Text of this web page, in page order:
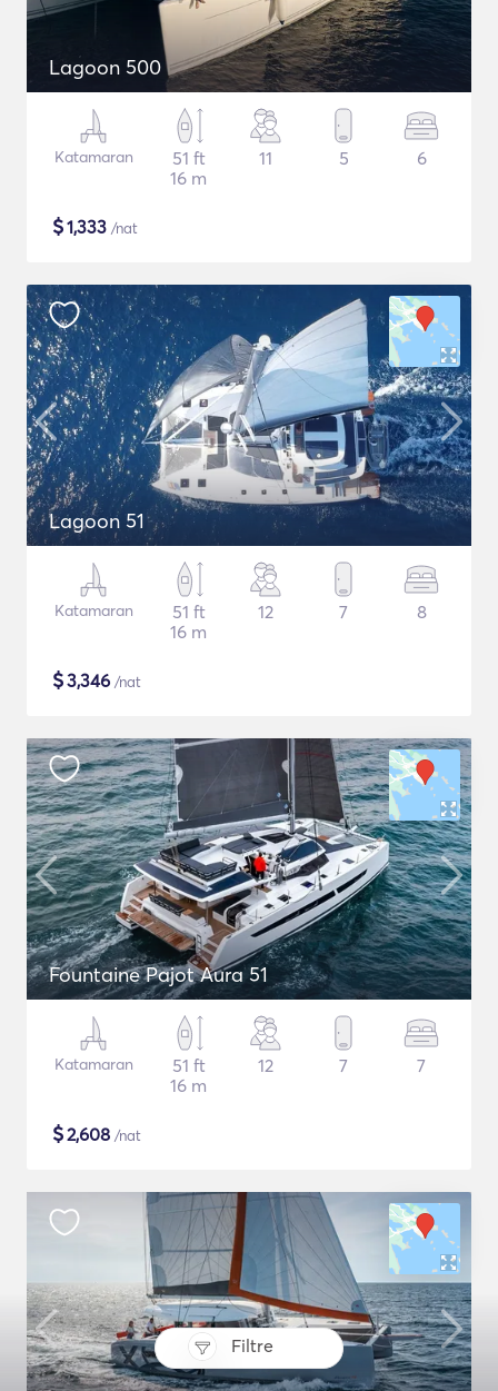
Filtre
Lagoon 500
Katamaran
51 ft
16 m
11 5 6
$1,333 /nat
Lagoon 51
Katamaran
51 ft
16 m
12 7 8
$3,346 /nat
Fountaine Pajot Aura 51
Katamaran
51 ft
16 m
12 7 7
$2,608 /nat